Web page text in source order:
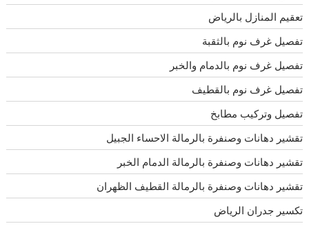
تعقيم المنازل بالرياض
تفصيل غرف نوم بالثقبة
تفصيل غرف نوم بالدمام والخبر
تفصيل غرف نوم بالقطيف
تفصيل وتركيب مطابخ
تقشير دهانات وصنفرة بالرمالة الاحساء الجبيل
تقشير دهانات وصنفرة بالرمالة الدمام الخبر
تقشير دهانات وصنفرة بالرمالة القطيف الظهران
تكسير جدران الرياض